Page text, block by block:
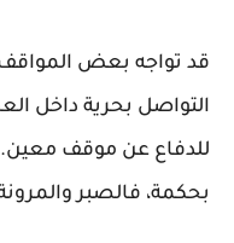
قد تواجه بعض المواقف
التواصل بحرية داخل
للدفاع عن موقف
بحكمة، فالصبر